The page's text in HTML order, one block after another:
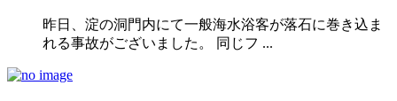
昨日、淀の洞門内にて一般海水浴客が落石に巻き込ま
れる事故がございました。 同じフ ...